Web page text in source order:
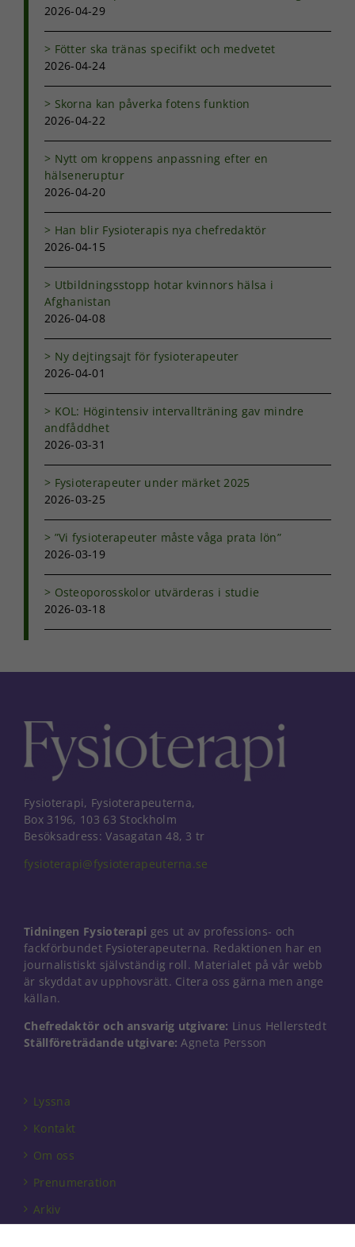
2026-04-29
Fötter ska tränas specifikt och medvetet
2026-04-24
Skorna kan påverka fotens funktion
2026-04-22
Nytt om kroppens anpassning efter en
hälseneruptur
2026-04-20
Han blir Fysioterapis nya chefredaktör
2026-04-15
Utbildningsstopp hotar kvinnors hälsa i
Afghanistan
2026-04-08
Ny dejtingsajt för fysioterapeuter
2026-04-01
KOL: Högintensiv intervallträning gav mindre
andfåddhet
2026-03-31
Fysioterapeuter under märket 2025
2026-03-25
”Vi fysioterapeuter måste våga prata lön”
2026-03-19
Osteoporosskolor utvärderas i studie
2026-03-18
Fysioterapi, Fysioterapeuterna,
Box 3196, 103 63 Stockholm
Besöksadress: Vasagatan 48, 3 tr
fysioterapi@fysioterapeuterna.se
Tidningen Fysioterapi ges ut av professions- och
fackförbundet Fysioterapeuterna. Redaktionen har en
journalistiskt självständig roll. Materialet på vår webb
är skyddat av upphovsrätt. Citera oss gärna men ange
källan.
Chefredaktör och ansvarig utgivare: Linus Hellerstedt
Ställföreträdande utgivare: Agneta Persson
Lyssna
Kontakt
Om oss
Prenumeration
Arkiv